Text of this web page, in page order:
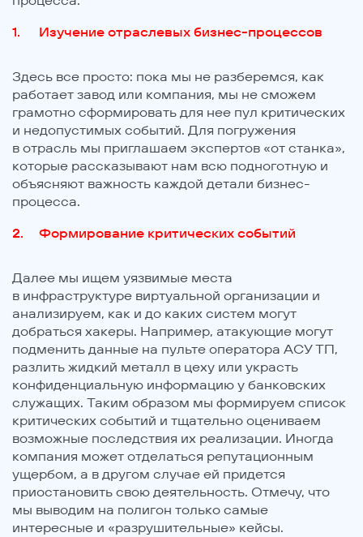
Изучение отраслевых бизнес-процессов
Здесь все просто: пока мы не разберемся, как
работает завод или компания, мы не сможем
грамотно сформировать для нее пул критических
и недопустимых событий. Для погружения
в отрасль мы приглашаем экспертов «от станка»,
которые рассказывают нам всю подноготную и
объясняют важность каждой детали бизнес-
процесса.
Формирование критических событий
Далее мы ищем уязвимые места
в инфраструктуре виртуальной организации и
анализируем, как и до каких систем могут
добраться хакеры. Например, атакующие могут
подменить данные на пульте оператора АСУ ТП,
разлить жидкий металл в цеху или украсть
конфиденциальную информацию у банковских
служащих. Таким образом мы формируем список
критических событий и тщательно оцениваем
возможные последствия их реализации. Иногда
компания может отделаться репутационным
ущербом, а в другом случае ей придется
приостановить свою деятельность. Отмечу, что
мы выводим на полигон только самые
интересные и «разрушительные» кейсы.